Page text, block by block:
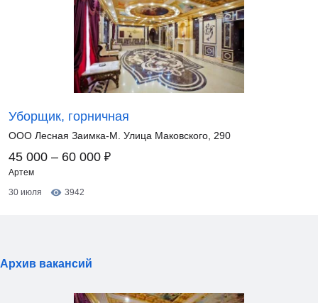
Уборщик, горничная
ООО Лесная Заимка-М. Улица Маковского, 290
45 000 – 60 000 ₽
Артем
30 июля
3942
Архив вакансий